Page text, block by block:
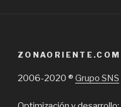
ZONAORIENTE.COM
2006-2020 ® Grupo SNS